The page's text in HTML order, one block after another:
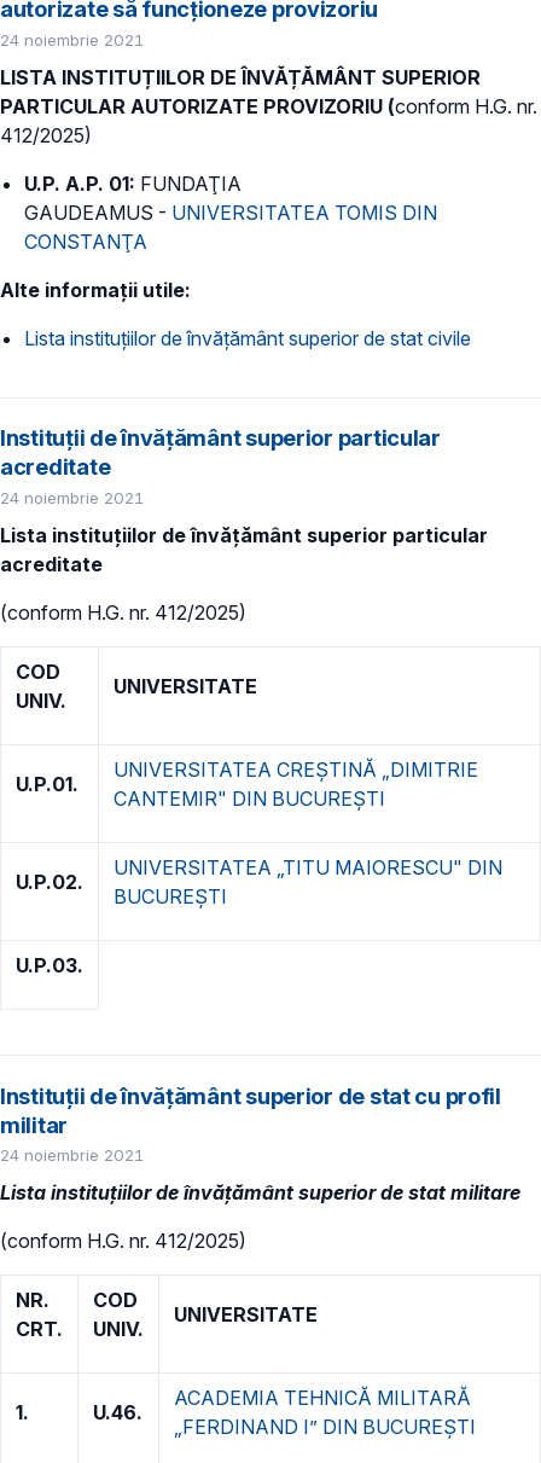
autorizate să funcţioneze provizoriu
24 noiembrie 2021
LISTA INSTITUȚIILOR DE ÎNVĂȚĂMÂNT SUPERIOR
PARTICULAR AUTORIZATE PROVIZORIU (conform H.G. nr.
412/2025)
U.P. A.P. 01: FUNDAŢIA
GAUDEAMUS - UNIVERSITATEA TOMIS DIN
CONSTANŢA
Alte informații utile:
Lista instituțiilor de învățământ superior de stat civile
Instituții de învățământ superior particular
acreditate
24 noiembrie 2021
Lista instituțiilor de învățământ superior particular
acreditate
(conform H.G. nr. 412/2025)
COD
UNIV.
UNIVERSITATE
U.P.01.
UNIVERSITATEA CREŞTINĂ „DIMITRIE
CANTEMIR" DIN BUCUREŞTI
U.P.02.
UNIVERSITATEA „TITU MAIORESCU" DIN
BUCUREŞTI
U.P.03.
Instituţii de învăţământ superior de stat cu profil
militar
24 noiembrie 2021
Lista instituțiilor de învățământ superior de stat militare
(conform H.G. nr. 412/2025)
NR.
CRT.
COD
UNIV.
UNIVERSITATE
1. U.46.
ACADEMIA TEHNICĂ MILITARĂ
„FERDINAND I” DIN BUCUREŞTI